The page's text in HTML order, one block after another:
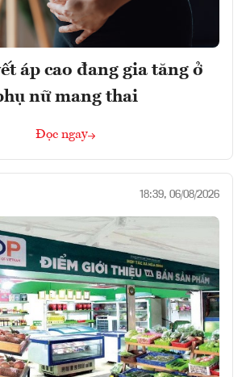
áp cao đang gia tăng ở
nữ mang thai
Đọc ngay
18:39, 06/08/2026